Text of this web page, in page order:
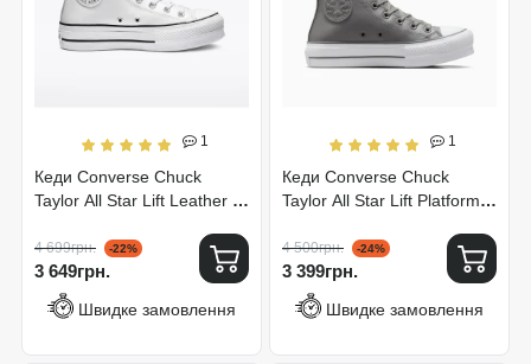
1
Кеди Converse Chuck
Taylor All Star Lift Leather Hi
4 699грн. -22%
3 649грн.
Швидке замовлення
1
Кеди Converse Chuck
Taylor All Star Lift Platform
4 500грн. -24%
3 399грн.
Швидке замовлення